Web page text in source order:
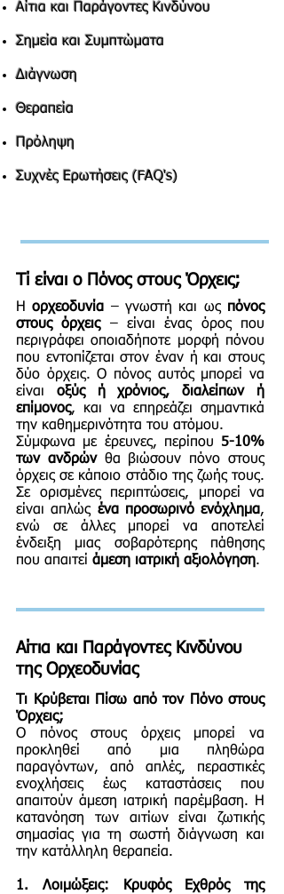
Αίτια και Παράγοντες Κινδύνου
Σημεία και Συμπτώματα
Διάγνωση
Θεραπεία
Πρόληψη
Συχνές Ερωτήσεις (FAQ's)
Τί είναι ο Πόνος στους Όρχεις;
Ηορχεοδυνία – γνωστή και ως πόνος
στους όρχεις– είναι ένας όρος που
περιγράφει οποιαδήποτε μορφή πόνου
που εντοπίζεται στον έναν ή και στους
δύο όρχεις. Ο πόνος αυτός μπορεί να
είναι οξύς ή χρόνιος, διαλείπων ή
επίμονος, και να επηρεάζει σημαντικά
την καθημερινότητα του ατόμου.
Σύμφωνα με έρευνες, περίπου 5-10%
των ανδρώνθα βιώσουν πόνο στους
όρχεις σε κάποιο στάδιο της ζωής τους.
Σε ορισμένες περιπτώσεις, μπορεί να
είναι απλώς ένα προσωρινό ενόχλημα,
ενώ σε άλλες μπορεί να αποτελεί
ένδειξη μιας σοβαρότερης πάθησης
που απαιτεί άμεση ιατρική αξιολόγηση.
Αίτια και Παράγοντες Κινδύνου
της Ορχεοδυνίας
Τι Κρύβεται Πίσω από τον Πόνο στους
Όρχεις;
Ο πόνος στους όρχεις μπορεί να
προκληθεί από μια πληθώρα
παραγόντων, από απλές, περαστικές
ενοχλήσεις έως καταστάσεις που
απαιτούν άμεση ιατρική παρέμβαση. Η
κατανόηση των αιτίων είναι ζωτικής
σημασίας για τη σωστή διάγνωση και
την κατάλληλη θεραπεία.
1. Λοιμώξεις: Κρυφός Εχθρός της